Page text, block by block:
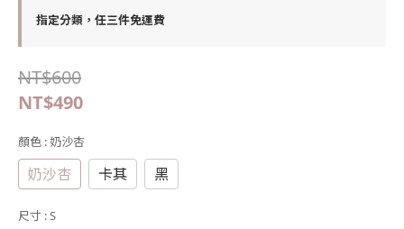
指定分類，任三件免運費
NT$600
NT$490
顏色 : 奶沙杏
奶沙杏 卡其 黑
尺寸 : S